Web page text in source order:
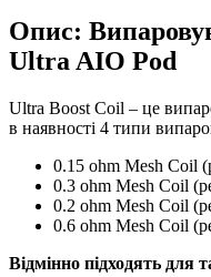
Опис:
Ultra AIO Pod
Ultra Boost Coil – це
в наявності 4 типи
0.15 ohm Mesh Coil
0.3 ohm Mesh Coil
0.2 ohm Mesh Coil
0.6 ohm Mesh Coil
Відмінно підходять для